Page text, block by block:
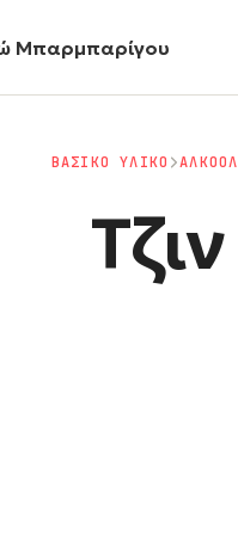
Μπαρμπαρίγου
ΒΑΣΙΚΟ ΥΛΙΚΟ ΑΛΚΟΟΛ
Τζιν